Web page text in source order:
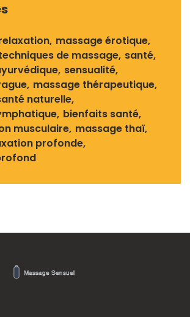
massage érotique
de massage santé
sensualité
massage thérapeutique
naturelle
bienfaits santé
musculaire massage thaï
profonde